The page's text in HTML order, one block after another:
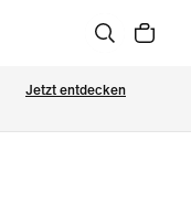
Jetzt entdecken